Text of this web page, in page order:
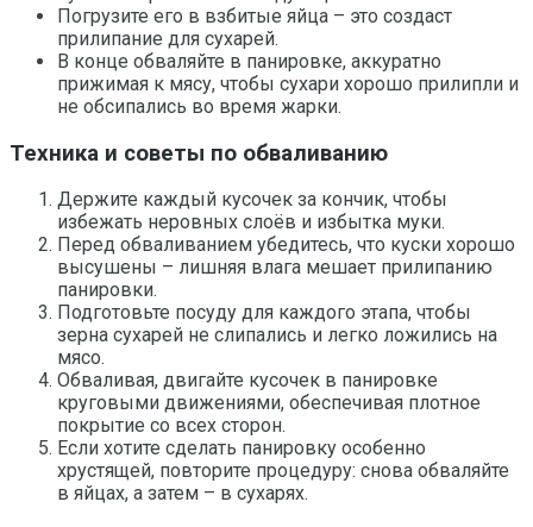
Погрузите его в взбитые яйца – это создаст
прилипание для сухарей.
В конце обваляйте в панировке, аккуратно
прижимая к мясу, чтобы сухари хорошо прилипли и
не обсипались во время жарки.
Техника и советы по обваливанию
Держите каждый кусочек за кончик, чтобы
избежать неровных слоёв и избытка муки.
Перед обваливанием убедитесь, что куски хорошо
высушены – лишняя влага мешает прилипанию
панировки.
Подготовьте посуду для каждого этапа, чтобы
зерна сухарей не слипались и легко ложились на
мясо.
Обваливая, двигайте кусочек в панировке
круговыми движениями, обеспечивая плотное
покрытие со всех сторон.
Если хотите сделать панировку особенно
хрустящей, повторите процедуру: снова обваляйте
в яйцах, а затем – в сухарях.